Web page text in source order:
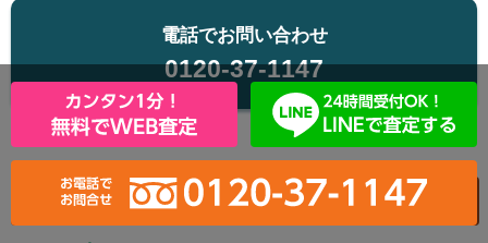
電話でお問い合わせ
0120-37-1147
浄水器 買取についてよくある質問